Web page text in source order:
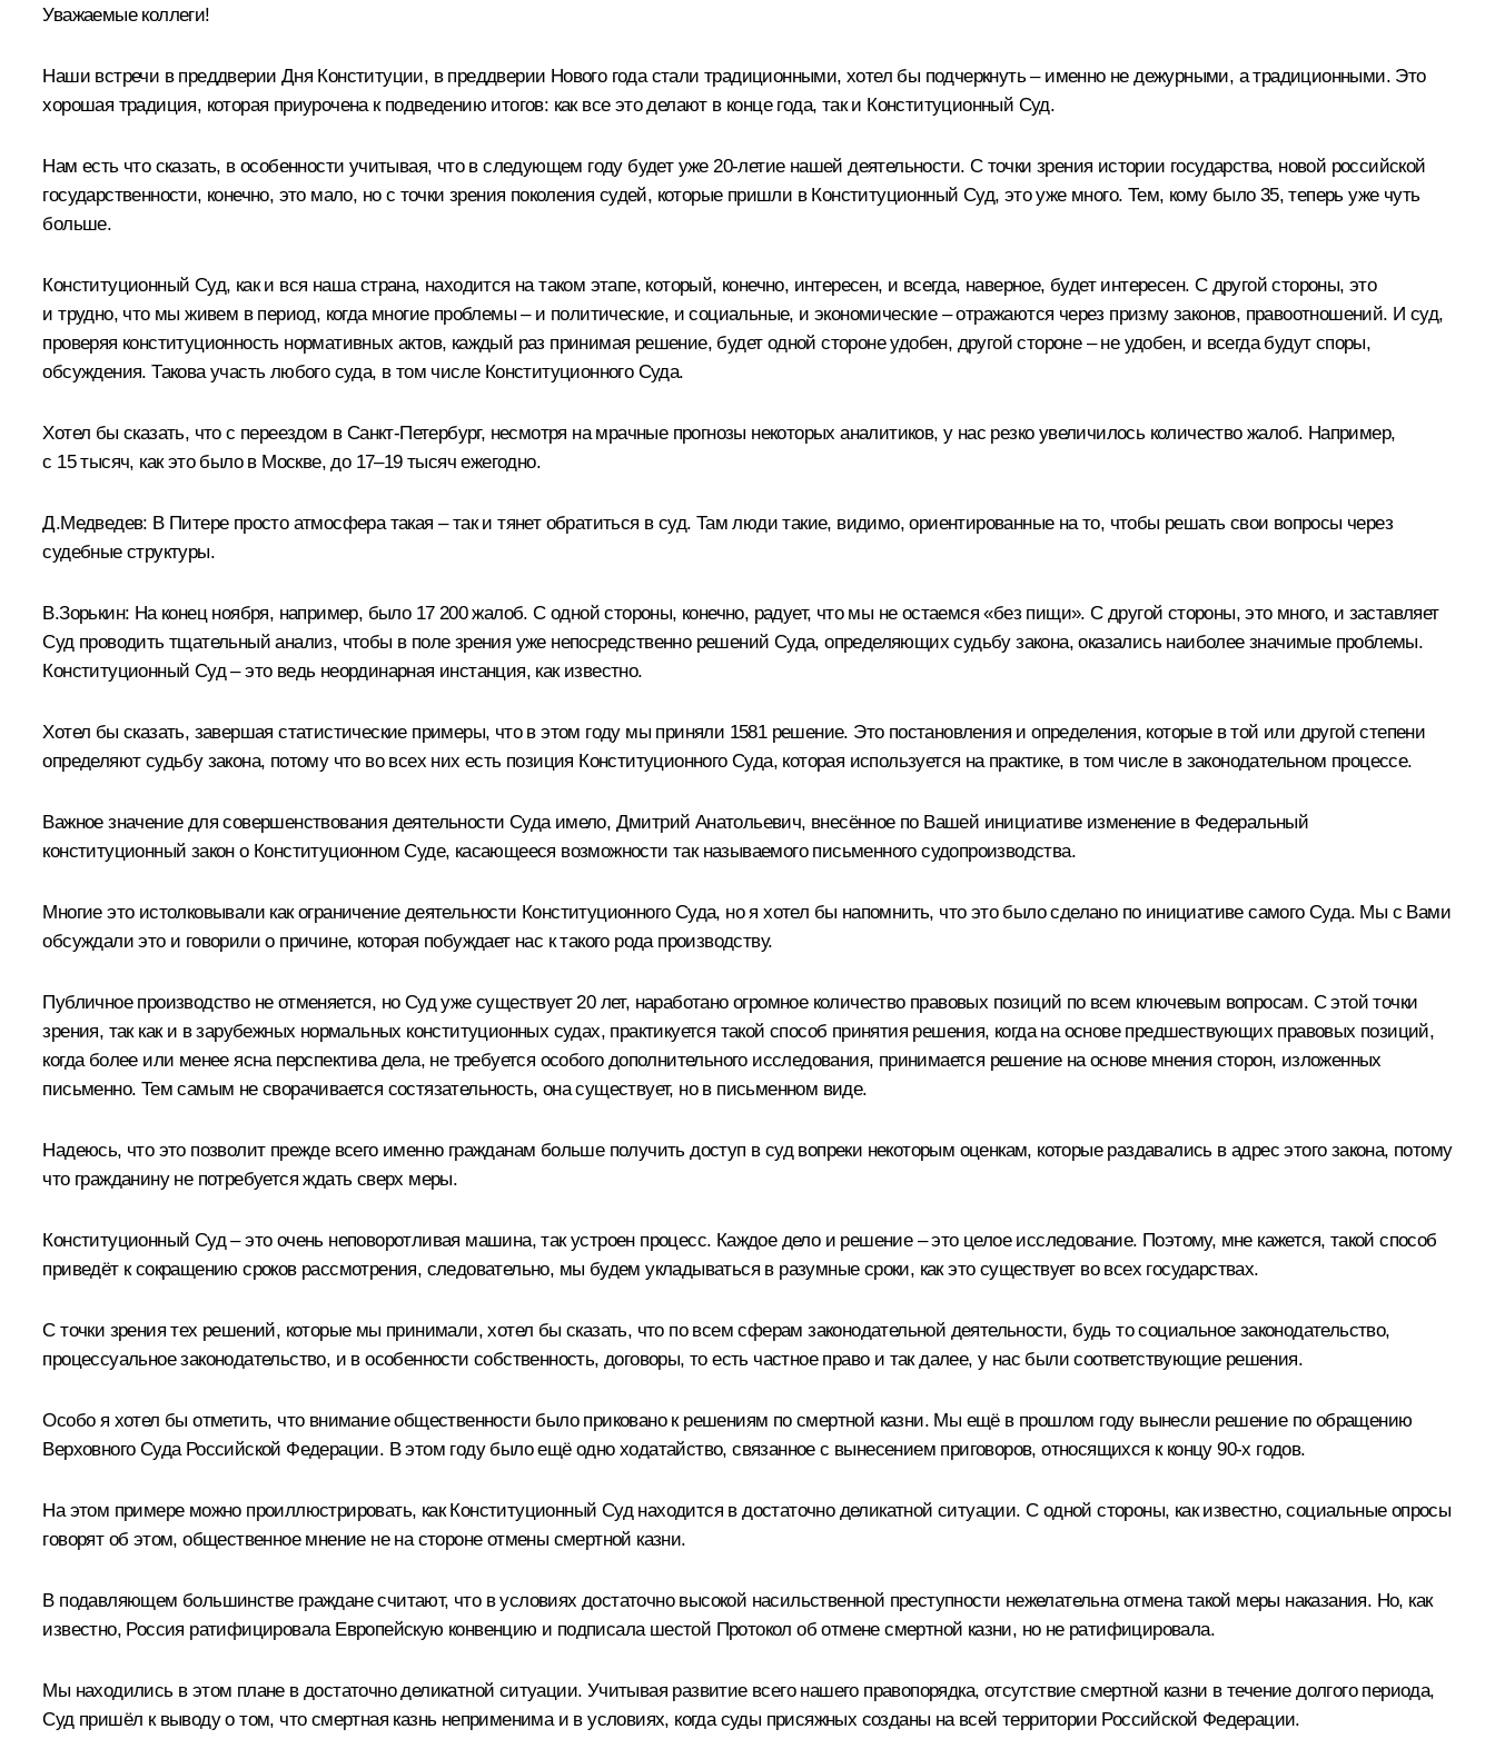
Уважаемые коллеги!
Наши встречи в преддверии Дня Конституции, в преддверии Нового года стали традиционными, хотел бы подчеркнуть – именно не дежурными, а традиционными. Это
хорошая традиция, которая приурочена к подведению итогов: как все это делают в конце года, так и Конституционный Суд.
Нам есть что сказать, в особенности учитывая, что в следующем году будет уже 20-летие нашей деятельности. С точки зрения истории государства, новой российской
государственности, конечно, это мало, но с точки зрения поколения судей, которые пришли в Конституционный Суд, это уже много. Тем, кому было 35, теперь уже чуть
больше.
Конституционный Суд, как и вся наша страна, находится на таком этапе, который, конечно, интересен, и всегда, наверное, будет интересен. С другой стороны, это
и трудно, что мы живем в период, когда многие проблемы – и политические, и социальные, и экономические – отражаются через призму законов, правоотношений. И суд,
проверяя конституционность нормативных актов, каждый раз принимая решение, будет одной стороне удобен, другой стороне – не удобен, и всегда будут споры,
обсуждения. Такова участь любого суда, в том числе Конституционного Суда.
Хотел бы сказать, что с переездом в Санкт-Петербург, несмотря на мрачные прогнозы некоторых аналитиков, у нас резко увеличилось количество жалоб. Например,
с 15 тысяч, как это было в Москве, до 17–19 тысяч ежегодно.
Д.Медведев: В Питере просто атмосфера такая – так и тянет обратиться в суд. Там люди такие, видимо, ориентированные на то, чтобы решать свои вопросы через
судебные структуры.
В.Зорькин: На конец ноября, например, было 17 200 жалоб. С одной стороны, конечно, радует, что мы не остаемся «без пищи». С другой стороны, это много, и заставляет
Суд проводить тщательный анализ, чтобы в поле зрения уже непосредственно решений Суда, определяющих судьбу закона, оказались наиболее значимые проблемы.
Конституционный Суд – это ведь неординарная инстанция, как известно.
Хотел бы сказать, завершая статистические примеры, что в этом году мы приняли 1581 решение. Это постановления и определения, которые в той или другой степени
определяют судьбу закона, потому что во всех них есть позиция Конституционного Суда, которая используется на практике, в том числе в законодательном процессе.
Важное значение для совершенствования деятельности Суда имело, Дмитрий Анатольевич, внесённое по Вашей инициативе изменение в Федеральный
конституционный закон о Конституционном Суде, касающееся возможности так называемого письменного судопроизводства.
Многие это истолковывали как ограничение деятельности Конституционного Суда, но я хотел бы напомнить, что это было сделано по инициативе самого Суда. Мы с Вами
обсуждали это и говорили о причине, которая побуждает нас к такого рода производству.
Публичное производство не отменяется, но Суд уже существует 20 лет, наработано огромное количество правовых позиций по всем ключевым вопросам. С этой точки
зрения, так как и в зарубежных нормальных конституционных судах, практикуется такой способ принятия решения, когда на основе предшествующих правовых позиций,
когда более или менее ясна перспектива дела, не требуется особого дополнительного исследования, принимается решение на основе мнения сторон, изложенных
письменно. Тем самым не сворачивается состязательность, она существует, но в письменном виде.
Надеюсь, что это позволит прежде всего именно гражданам больше получить доступ в суд вопреки некоторым оценкам, которые раздавались в адрес этого закона, потому
что гражданину не потребуется ждать сверх меры.
Конституционный Суд – это очень неповоротливая машина, так устроен процесс. Каждое дело и решение – это целое исследование. Поэтому, мне кажется, такой способ
приведёт к сокращению сроков рассмотрения, следовательно, мы будем укладываться в разумные сроки, как это существует во всех государствах.
С точки зрения тех решений, которые мы принимали, хотел бы сказать, что по всем сферам законодательной деятельности, будь то социальное законодательство,
процессуальное законодательство, и в особенности собственность, договоры, то есть частное право и так далее, у нас были соответствующие решения.
Особо я хотел бы отметить, что внимание общественности было приковано к решениям по смертной казни. Мы ещё в прошлом году вынесли решение по обращению
Верховного Суда Российской Федерации. В этом году было ещё одно ходатайство, связанное с вынесением приговоров, относящихся к концу 90-х годов.
На этом примере можно проиллюстрировать, как Конституционный Суд находится в достаточно деликатной ситуации. С одной стороны, как известно, социальные опросы
говорят об этом, общественное мнение не на стороне отмены смертной казни.
В подавляющем большинстве граждане считают, что в условиях достаточно высокой насильственной преступности нежелательна отмена такой меры наказания. Но, как
известно, Россия ратифицировала Европейскую конвенцию и подписала шестой Протокол об отмене смертной казни, но не ратифицировала.
Мы находились в этом плане в достаточно деликатной ситуации. Учитывая развитие всего нашего правопорядка, отсутствие смертной казни в течение долгого периода,
Суд пришёл к выводу о том, что смертная казнь неприменима и в условиях, когда суды присяжных созданы на всей территории Российской Федерации.